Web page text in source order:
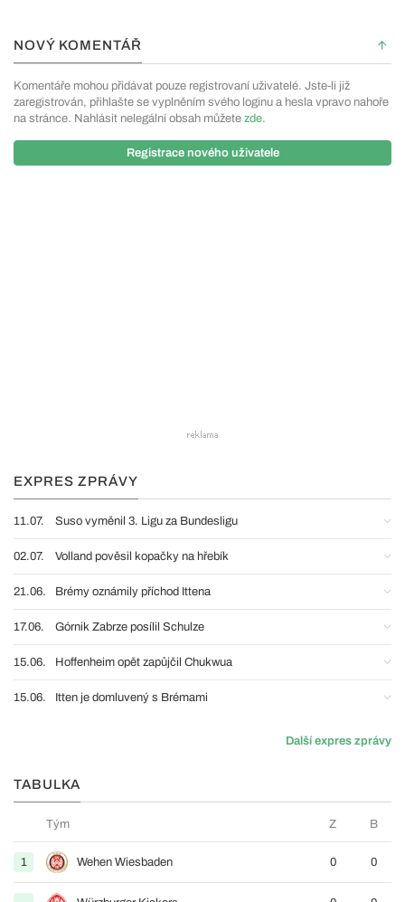
NOVÝ KOMENTÁŘ
Komentáře mohou přidávat pouze registrovaní uživatelé. Jste-li již
zaregistrován, přihlašte se vyplněním svého loginu a hesla vpravo nahoře
na stránce. Nahlásit nelegální obsah můžete zde.
Registrace nového uživatele
EXPRES ZPRÁVY
11.07. Suso vyměnil 3. Ligu za Bundesligu
02.07. Volland pověsil kopačky na hřebík
21.06. Brémy oznámily příchod Ittena
17.06. Górnik Zabrze posílil Schulze
15.06. Hoffenheim opět zapůjčil Chukwua
15.06. Itten je domluvený s Brémami
Další expres zprávy
TABULKA
Tým Z B
1 Wehen Wiesbaden 0 0